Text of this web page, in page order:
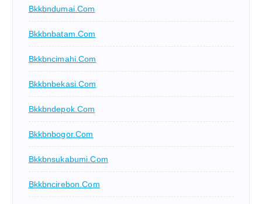
Bkkbndumai.com
Bkkbnbatam.com
Bkkbncimahi.com
Bkkbnbekasi.com
Bkkbndepok.com
Bkkbnbogor.com
Bkkbnsukabumi.com
Bkkbncirebon.com